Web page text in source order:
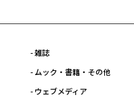
- 雑誌
- ムック・書籍・その他
- ウェブメディア